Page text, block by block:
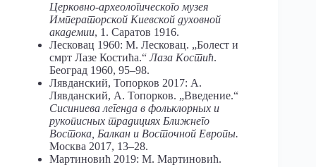
Церковно-археологического музея
Императорской Киевской духовной
академии, 1. Саратов 1916.
Лесковац 1960: М. Лесковац. „Болест и
смрт Лазе Костића.“Лаза Костић.
Београд 1960, 95–98.
Лявданский, Топорков 2017: А.
Лявданский, А. Топорков. „Введение.“
Сисиниева легенда в фольклорных и
рукописных традициях Ближнего
Востока, Балкан и Восточной Европы.
Москва 2017, 13–28.
Мартиновић 2019: М. Мартиновић.